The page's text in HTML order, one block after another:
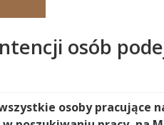
osób
osoby pracujące